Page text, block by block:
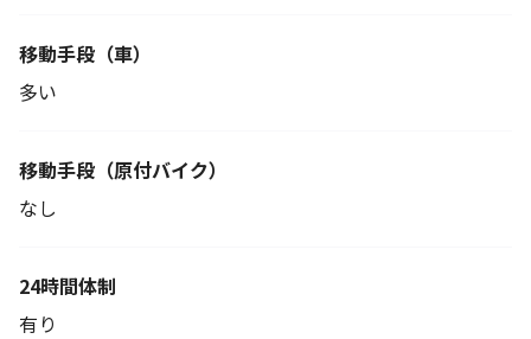
移動手段（車）
多い
移動手段 （原付バイク）
なし
24時間体制
有り